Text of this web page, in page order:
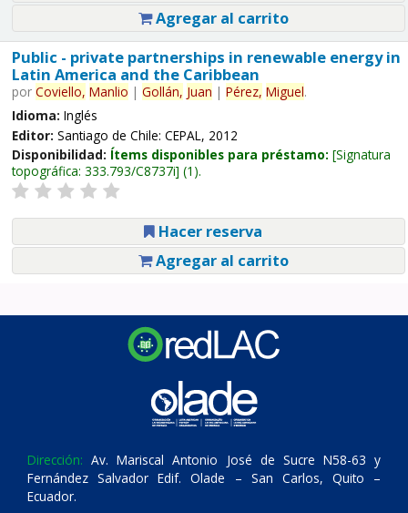
Agregar al carrito
Public - private partnerships in renewable energy in
Latin America and the Caribbean
por Coviello, Manlio | Gollán, Juan | Pérez, Miguel.
Idioma: Inglés
Editor: Santiago de Chile: CEPAL, 2012
Disponibilidad: Ítems disponibles para préstamo: Signatura
topográfica: 333.793/C8737i (1).
Hacer reserva
Agregar al carrito
Dirección: Av. Mariscal Antonio José de Sucre N58-63 y
Fernández Salvador Edif. Olade – San Carlos, Quito –
Ecuador.